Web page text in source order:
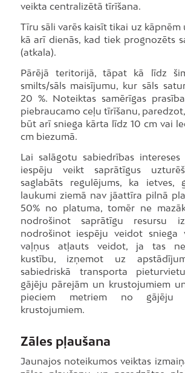
veikta centralizētā tīrīšana.
Tīru sāli varēs kaisīt tikai uz kāpnēm
kā arī dienās, kad tiek prognozēts
(atkala).
Pārējā teritorijā, tāpat kā līdz
smilts/sāls maisījumu, kur sāls
20 %. Noteiktas samērīgas
piebraucamo ceļu tīrīšanu,
būt arī sniega kārta līdz 10 cm vai
cm biezumā.
Lai salāgotu sabiedrības
iespēju veikt saprātīgus
saglabāts regulējums, ka ietves,
laukumi ziemā nav jāattīra pilnā
50% no platuma, tomēr ne
nodrošinot saprātīgu resursu
nodrošinot iespēju veidot sniega
vaļņus atļauts veidot, ja tas
kustību, izņemot uz
sabiedriskā transporta
gājēju pārejām un krustojumiem
pieciem metriem no gājēju
krustojumiem.
Zāles pļaušana
Jaunajos noteikumos veiktas